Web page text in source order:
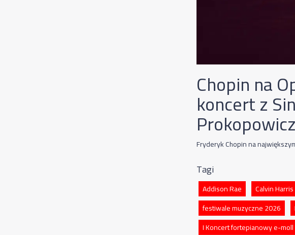
Chopin na
koncert z
Fryderyk Chopin na
Tagi
Addison Rae Calvin Harris
festiwale muzyczne 2026
I Koncert fortepianowy e-moll